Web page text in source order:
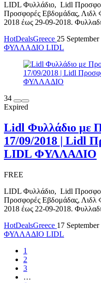
LIDL Φυλλάδιο, Lidl
Προσφορές Εβδομάδας, Λιδλ
2018 έως 29-09-2018.
HotDealsGreece 25
ΦΥΛΛΑΔΙΟ LIDL
34
Expired
Lidl Φυλλάδιο με
17/09/2018 | Lidl
LIDL ΦΥΛΛΑΔΙΟ
FREE
LIDL Φυλλάδιο, Lidl
Προσφορές Εβδομάδας, Λιδλ
2018 έως 22-09-2018.
HotDealsGreece 17
ΦΥΛΛΑΔΙΟ LIDL
1
2
3
…